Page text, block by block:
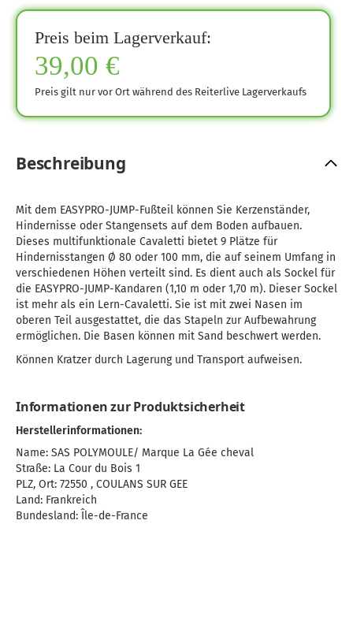
Preis beim Lagerverkauf:
39,00 €
Preis gilt nur vor Ort während des Reiterlive Lagerverkaufs
Beschreibung
Mit dem EASYPRO-JUMP-Fußteil können Sie Kerzenständer,
Hindernisse oder Stangensets auf dem Boden aufbauen.
Dieses multifunktionale Cavaletti bietet 9 Plätze für
Hindernisstangen Ø 80 oder 100 mm, die auf seinem Umfang in
verschiedenen Höhen verteilt sind. Es dient auch als Sockel für
die EASYPRO-JUMP-Kandaren (1,10 m oder 1,70 m). Dieser Sockel
ist mehr als ein Lern-Cavaletti. Sie ist mit zwei Nasen im
oberen Teil ausgestattet, die das Stapeln zur Aufbewahrung
ermöglichen. Die Basen können mit Sand beschwert werden.
Können Kratzer durch Lagerung und Transport aufweisen.
Informationen zur Produktsicherheit
Herstellerinformationen:
Name: SAS POLYMOULE/ Marque La Gée cheval
Straße: La Cour du Bois 1
PLZ, Ort: 72550 , COULANS SUR GEE
Land: Frankreich
Bundesland: Île-de-France